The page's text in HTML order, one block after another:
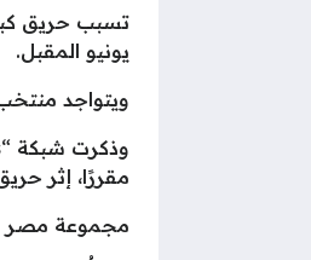
يونيو المقبل.
ويتواجد
مقررًا، إثر
مجموعة مصر |